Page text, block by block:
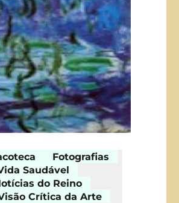
Fotografias
Saudável
do Reino
Crítica da Arte